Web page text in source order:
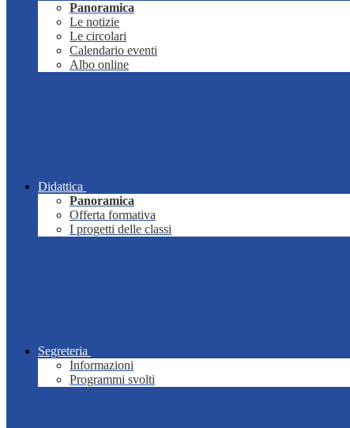
Panoramica
Le notizie
Le circolari
Calendario eventi
Albo online
Didattica
Panoramica
Offerta formativa
I progetti delle classi
Segreteria
Informazioni
Programmi svolti